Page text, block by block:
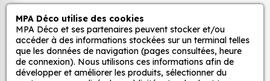
Grâce à notre sélection de stickers et autocollants,
adaptez la décoration d’une pièce, d’une voiture,
d’un meuble, d’une porte et de toute autre surface,
et ce, à moindre coût et sans effort.
Quels sont les avantages de nos stickers
Autocollants pour véhicules et stickers
décoratifs
MPA Déco utilise des cookies
MPA Déco et ses partenaires peuvent stocker et/ou
accéder à des informations stockées sur un terminal telles
que les données de navigation (pages consultées, heure
de connexion). Nous utilisons ces informations afin de
développer et améliorer les produits, sélectionner du